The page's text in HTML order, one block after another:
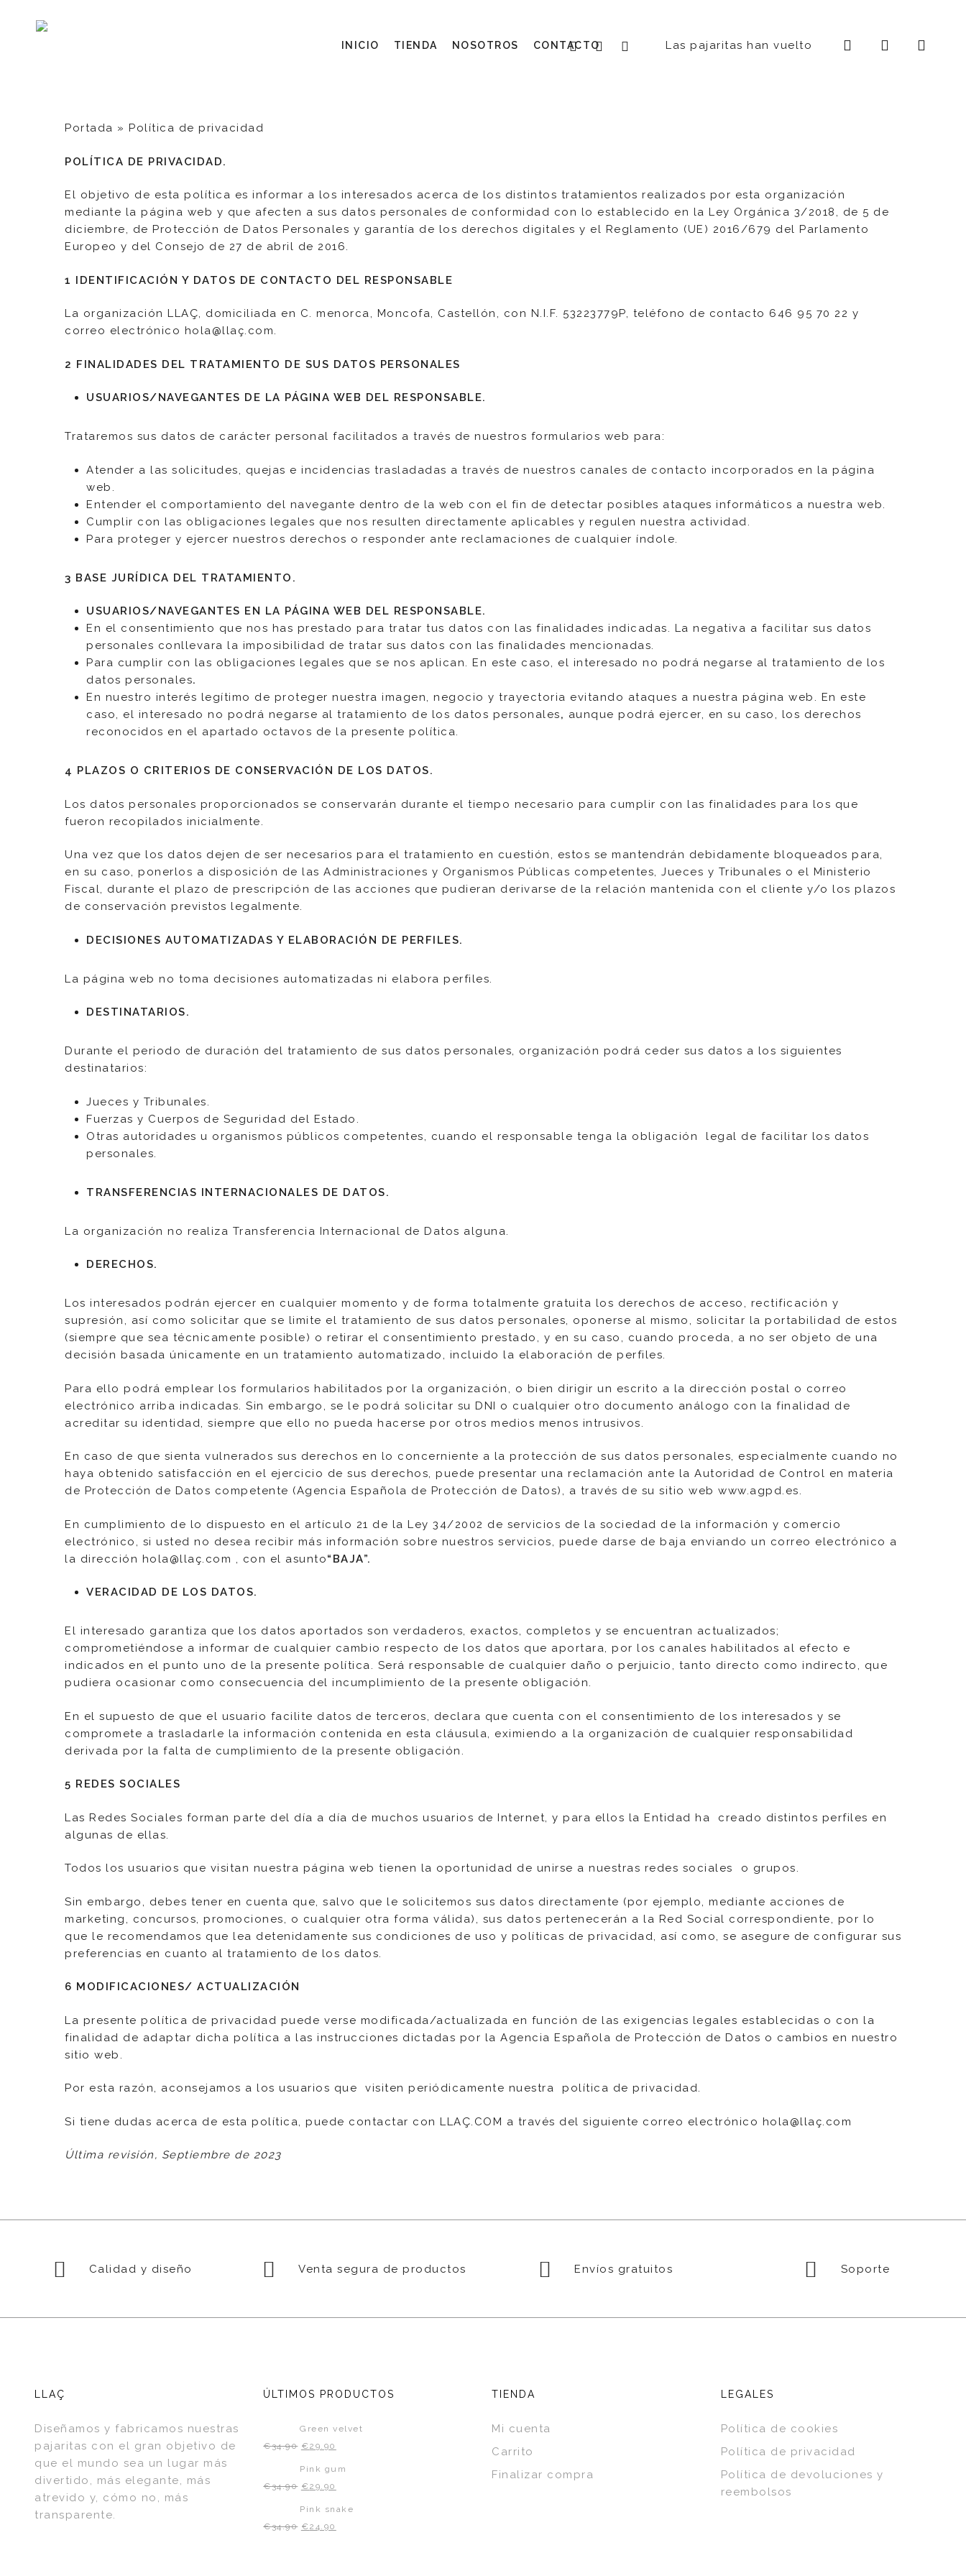
INICIO TIENDA NOSOTROS CONTACTO
FACEBOOK
PINTERESTINSTAGRAMLas pajaritas han vuelto search account
Portada » Política de privacidad
POLÍTICA DE PRIVACIDAD.
El objetivo de esta política es informar a los interesados acerca de los distintos tratamientos realizados por esta organización
mediante la página web y que afecten a sus datos personales de conformidad con lo establecido en la Ley Orgánica 3/2018, de 5 de
diciembre, de Protección de Datos Personales y garantía de los derechos digitales y el Reglamento (UE) 2016/679 del Parlamento
Europeo y del Consejo de 27 de abril de 2016.
1 IDENTIFICACIÓN Y DATOS DE CONTACTO DEL RESPONSABLE
La organización LLAÇ, domiciliada en C. menorca, Moncofa, Castellón, con N.I.F. 53223779P, teléfono de contacto 646 95 70 22 y
correo electrónico hola@llaç.com.
2 FINALIDADES DEL TRATAMIENTO DE SUS DATOS PERSONALES
USUARIOS/NAVEGANTES DE LA PÁGINA WEB DEL RESPONSABLE.
Trataremos sus datos de carácter personal facilitados a través de nuestros formularios web para:
Atender a las solicitudes, quejas e incidencias trasladadas a través de nuestros canales de contacto incorporados en la página
web.
Entender el comportamiento del navegante dentro de la web con el fin de detectar posibles ataques informáticos a nuestra web.
Cumplir con las obligaciones legales que nos resulten directamente aplicables y regulen nuestra actividad.
Para proteger y ejercer nuestros derechos o responder ante reclamaciones de cualquier índole.
3 BASE JURÍDICA DEL TRATAMIENTO.
USUARIOS/NAVEGANTES EN LA PÁGINA WEB DEL RESPONSABLE.
En el consentimiento que nos has prestado para tratar tus datos con las finalidades indicadas. La negativa a facilitar sus datos
personales conllevara la imposibilidad de tratar sus datos con las finalidades mencionadas.
Para cumplir con las obligaciones legales que se nos aplican. En este caso, el interesado no podrá negarse al tratamiento de los
datos personales.
En nuestro interés legítimo de proteger nuestra imagen, negocio y trayectoria evitando ataques a nuestra página web. En este
caso, el interesado no podrá negarse al tratamiento de los datos personales, aunque podrá ejercer, en su caso, los derechos
reconocidos en el apartado octavos de la presente política.
4 PLAZOS O CRITERIOS DE CONSERVACIÓN DE LOS DATOS.
Los datos personales proporcionados se conservarán durante el tiempo necesario para cumplir con las finalidades para los que
fueron recopilados inicialmente.
Una vez que los datos dejen de ser necesarios para el tratamiento en cuestión, estos se mantendrán debidamente bloqueados para,
en su caso, ponerlos a disposición de las Administraciones y Organismos Públicas competentes, Jueces y Tribunales o el Ministerio
Fiscal, durante el plazo de prescripción de las acciones que pudieran derivarse de la relación mantenida con el cliente y/o los plazos
de conservación previstos legalmente.
DECISIONES AUTOMATIZADAS Y ELABORACIÓN DE PERFILES.
La página web no toma decisiones automatizadas ni elabora perfiles.
DESTINATARIOS.
Durante el periodo de duración del tratamiento de sus datos personales, organización podrá ceder sus datos a los siguientes
destinatarios:
Jueces y Tribunales.
Fuerzas y Cuerpos de Seguridad del Estado.
Otras autoridades u organismos públicos competentes, cuando el responsable tenga la obligación legal de facilitar los datos
personales.
TRANSFERENCIAS INTERNACIONALES DE DATOS.
La organización no realiza Transferencia Internacional de Datos alguna.
DERECHOS.
Los interesados podrán ejercer en cualquier momento y de forma totalmente gratuita los derechos de acceso, rectificación y
supresión, así como solicitar que se limite el tratamiento de sus datos personales, oponerse al mismo, solicitar la portabilidad de estos
(siempre que sea técnicamente posible) o retirar el consentimiento prestado, y en su caso, cuando proceda, a no ser objeto de una
decisión basada únicamente en un tratamiento automatizado, incluido la elaboración de perfiles.
Para ello podrá emplear los formularios habilitados por la organización, o bien dirigir un escrito a la dirección postal o correo
electrónico arriba indicadas. Sin embargo, se le podrá solicitar su DNI o cualquier otro documento análogo con la finalidad de
acreditar su identidad, siempre que ello no pueda hacerse por otros medios menos intrusivos.
En caso de que sienta vulnerados sus derechos en lo concerniente a la protección de sus datos personales, especialmente cuando no
haya obtenido satisfacción en el ejercicio de sus derechos, puede presentar una reclamación ante la Autoridad de Control en materia
de Protección de Datos competente (Agencia Española de Protección de Datos), a través de su sitio web www.agpd.es.
En cumplimiento de lo dispuesto en el artículo 21 de la Ley 34/2002 de servicios de la sociedad de la información y comercio
electrónico, si usted no desea recibir más información sobre nuestros servicios, puede darse de baja enviando un correo electrónico a
la dirección hola@llaç.com , con el asunto“ BAJA”.
VERACIDAD DE LOS DATOS.
El interesado garantiza que los datos aportados son verdaderos, exactos, completos y se encuentran actualizados;
comprometiéndose a informar de cualquier cambio respecto de los datos que aportara, por los canales habilitados al efecto e
indicados en el punto uno de la presente política. Será responsable de cualquier daño o perjuicio, tanto directo como indirecto, que
pudiera ocasionar como consecuencia del incumplimiento de la presente obligación.
En el supuesto de que el usuario facilite datos de terceros, declara que cuenta con el consentimiento de los interesados y se
compromete a trasladarle la información contenida en esta cláusula, eximiendo a la organización de cualquier responsabilidad
derivada por la falta de cumplimiento de la presente obligación.
5 REDES SOCIALES
Las Redes Sociales forman parte del día a día de muchos usuarios de Internet, y para ellos la Entidad ha creado distintos perfiles en
algunas de ellas.
Todos los usuarios que visitan nuestra página web tienen la oportunidad de unirse a nuestras redes sociales o grupos.
Sin embargo, debes tener en cuenta que, salvo que le solicitemos sus datos directamente (por ejemplo, mediante acciones de
marketing, concursos, promociones, o cualquier otra forma válida), sus datos pertenecerán a la Red Social correspondiente, por lo
que le recomendamos que lea detenidamente sus condiciones de uso y políticas de privacidad, así como, se asegure de configurar sus
preferencias en cuanto al tratamiento de los datos.
6 MODIFICACIONES/ ACTUALIZACIÓN
La presente política de privacidad puede verse modificada/actualizada en función de las exigencias legales establecidas o con la
finalidad de adaptar dicha política a las instrucciones dictadas por la Agencia Española de Protección de Datos o cambios en nuestro
sitio web.
Por esta razón, aconsejamos a los usuarios que visiten periódicamente nuestra política de privacidad.
Si tiene dudas acerca de esta política, puede contactar con LLAÇ.COM a través del siguiente correo electrónico hola@llaç.com
Última revisión, Septiembre de 2023
Calidad y diseño Venta segura de productos Envíos gratuitos Soporte
LLAÇ
Diseñamos y fabricamos nuestras
pajaritas con el gran objetivo de
que el mundo sea un lugar más
divertido, más elegante, más
atrevido y, cómo no, más
transparente.
ÚLTIMOS PRODUCTOS
Green velvet
€34.90 € 29.90
Pink gum
€34.90 € 29.90
Pink snake
€34.90 € 24.90
TIENDA
Mi cuenta
Carrito
Finalizar compra
LEGALES
Política de cookies
Política de privacidad
Política de devoluciones y
reembolsos